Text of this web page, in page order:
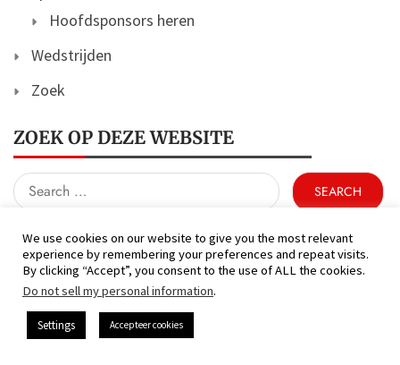
Hoofdsponsors heren
Wedstrijden
Zoek
ZOEK OP DEZE WEBSITE
Search
for:
We use cookies on our website to give you the most relevant
experience by remembering your preferences and repeat visits.
By clicking “Accept”, you consent to the use of ALL the cookies.
Do not sell my personal information.
Settings Accepteer cookies